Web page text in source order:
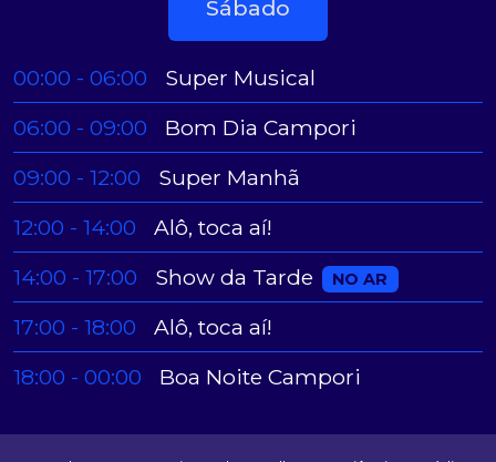
Sábado
00:00 - 06:00
Super Musical
06:00 - 09:00
Bom Dia Campori
09:00 - 12:00
Super Manhã
12:00 - 14:00
Alô, toca aí!
14:00 - 17:00
Show da Tarde NO AR
17:00 - 18:00
Alô, toca aí!
18:00 - 00:00
Boa Noite Campori